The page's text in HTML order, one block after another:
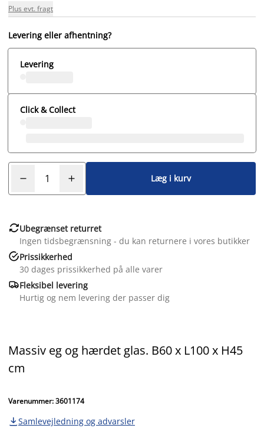
Plus evt. fragt
Levering eller afhentning?
Levering
Click & Collect
Læg i kurv
Ubegrænset returret
Ingen tidsbegrænsning - du kan returnere i vores butikker
Prissikkerhed
30 dages prissikkerhed på alle varer
Fleksibel levering
Hurtig og nem levering der passer dig
Massiv eg og hærdet glas. B60 x L100 x H45
cm
Varenummer: 3601174
 Samlevejledning og advarsler